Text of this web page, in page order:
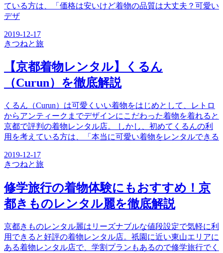
ている方は、「価格は安いけど着物の品質は大丈夫？可愛い
デザ
2019-12-17
きつねと旅
【京都着物レンタル】くるん
（Curun）を徹底解説
くるん（Curun）は可愛くいい着物をはじめとして、レトロ
からアンティークまでデザインにこだわった着物を着れると
京都で評判の着物レンタル店。 しかし、初めてくるんの利
用を考えている方は、「本当に可愛い着物をレンタルできる
2019-12-17
きつねと旅
修学旅行の着物体験にもおすすめ！京
都きものレンタル麗を徹底解説
京都きものレンタル麗はリーズナブルな値段設定で気軽に利
用できると好評の着物レンタル店。祇園に近い東山エリアに
ある着物レンタル店で、学割プランもあるので修学旅行でく